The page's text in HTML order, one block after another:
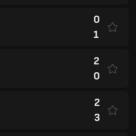
0
1
2
0
2
3